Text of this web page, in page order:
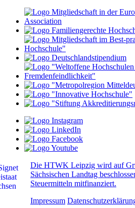
Die HTWK Leipzig wird auf
Sächsischen Landtag
Steuermitteln mitfinanziert.
Impressum